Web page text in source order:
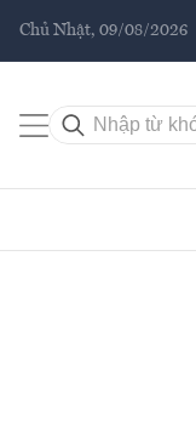
Chủ Nhật, 09/08/2026